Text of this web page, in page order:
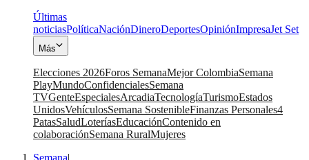
Últimas
noticiasPolíticaNaciónDineroDeportesOpiniónImpresaJet Set
Más
Elecciones 2026Foros SemanaMejor ColombiaSemana
PlayMundoConfidencialesSemana
TVGenteEspecialesArcadiaTecnologíaTurismoEstados
UnidosVehículosSemana SostenibleFinanzas Personales4
PatasSaludLoteríasEducaciónContenido en
colaboraciónSemana RuralMujeres
Semana|